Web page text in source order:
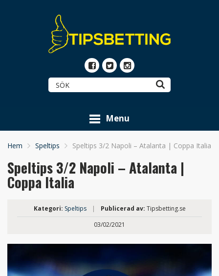
Menu
Hem Speltips Speltips 3/2 Napoli – Atalanta | Coppa Italia
Speltips 3/2 Napoli – Atalanta |
Coppa Italia
Kategori: Speltips | Publicerad av: Tipsbetting.se
03/02/2021